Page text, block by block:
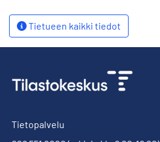
Tietueen kaikki tiedot
Tietopalvelu